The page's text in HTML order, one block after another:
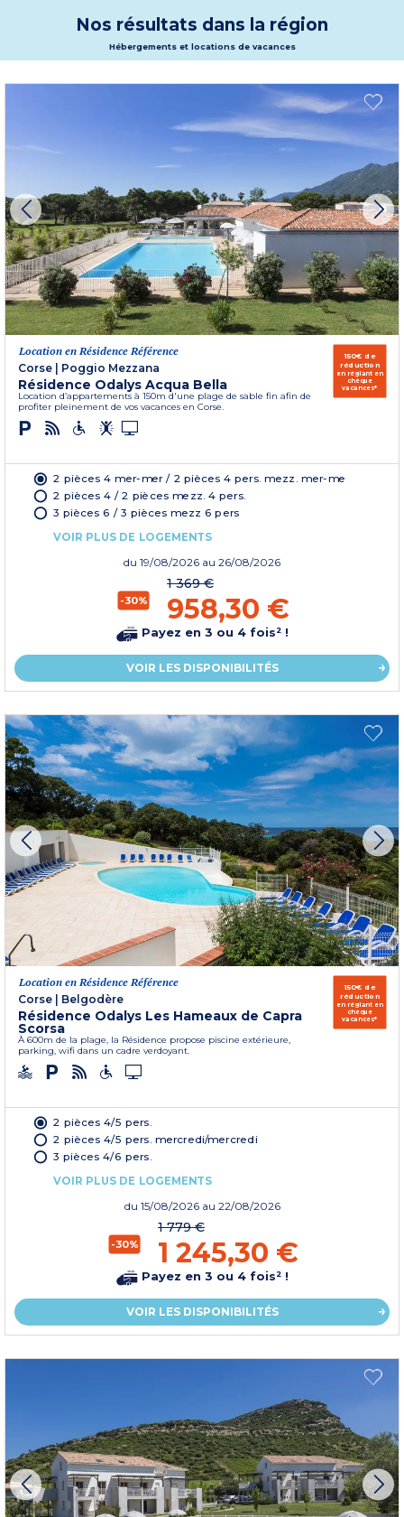
amoureux de la nature seront enchantés par la diversité de la faune et la flore
et des réserves naturelles. A Pianottoli Caldarello vous serez subjugués par les
vestiges culturels et les trésors naturels du village. Partez sans attendre !
Plus d'informations
Nos résultats dans la région
Hébergements et locations de vacances
Location en Résidence Référence
Corse
Poggio Mezzana
Résidence Odalys Acqua Bella
Location d’appartements à 150m d'une plage de sable fin afin de
profiter pleinement de vos vacances en Corse.
150€ de
réduction
en réglant en
chèque
vacances*
2 pièces 4 mer-mer / 2 pièces 4 pers. mezz. mer-me
2 pièces 4 / 2 pièces mezz. 4 pers.
3 pièces 6 / 3 pièces mezz 6 pers
VOIR PLUS DE LOGEMENTS
du 19/08/2026 au 26/08/2026
-30%
1 369 €
958,30 €
Payez en 3 ou 4 fois² !
VOIR LES DISPONIBILITÉS
Location en Résidence Référence
Corse
Belgodère
Résidence Odalys Les Hameaux de Capra
Scorsa
À 600m de la plage, la Résidence propose piscine extérieure,
parking, wifi dans un cadre verdoyant.
150€ de
réduction
en réglant en
chèque
vacances*
2 pièces 4/5 pers.
2 pièces 4/5 pers. mercredi/mercredi
3 pièces 4/6 pers.
VOIR PLUS DE LOGEMENTS
du 15/08/2026 au 22/08/2026
-30%
1 779 €
1 245,30 €
Payez en 3 ou 4 fois² !
VOIR LES DISPONIBILITÉS